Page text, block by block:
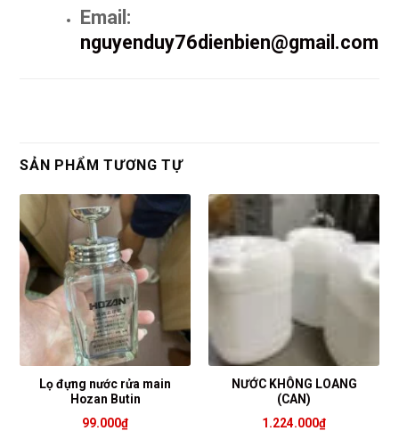
Email:
nguyenduy76dienbien@gmail.com
SẢN PHẨM TƯƠNG TỰ
Lọ đựng nước rửa main
Hozan Butin
99.000₫
NƯỚC KHÔNG LOANG
(CAN)
1.224.000₫